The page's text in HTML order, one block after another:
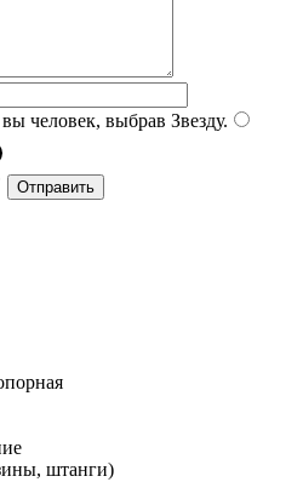
человек, выбрав Звезду.
штанги)